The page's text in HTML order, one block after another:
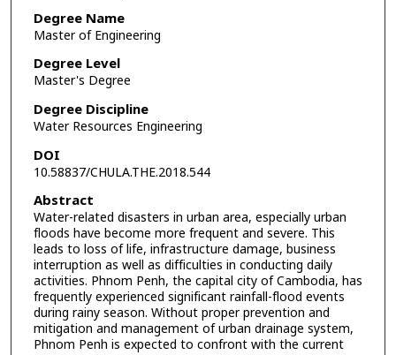
Degree Name
Master of Engineering
Degree Level
Master's Degree
Degree Discipline
Water Resources Engineering
DOI
10.58837/CHULA.THE.2018.544
Abstract
Water-related disasters in urban area, especially urban
floods have become more frequent and severe. This
leads to loss of life, infrastructure damage, business
interruption as well as difficulties in conducting daily
activities. Phnom Penh, the capital city of Cambodia, has
frequently experienced significant rainfall-flood events
during rainy season. Without proper prevention and
mitigation and management of urban drainage system,
Phnom Penh is expected to confront with the current